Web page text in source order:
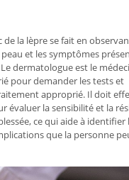
de la lèpre se fait en
et les symptômes
dermatologue est le
pour demander les tests et
approprié. Il doit
évaluer la sensibilité et la
ce qui aide à identifier
que la personne